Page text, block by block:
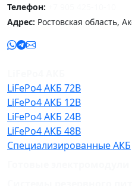
Телефон:
Адрес: Ростовская область,
LiFePo4 АКБ 72В
LiFePo4 АКБ 12В
LiFePo4 АКБ 24В
LiFePo4 АКБ 48В
Специализированные АКБ